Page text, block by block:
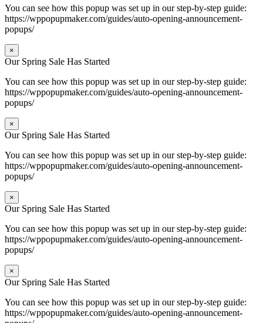
You can see how this popup was set up in our step-by-step guide:
https://wppopupmaker.com/guides/auto-opening-announcement-
popups/
×
Our Spring Sale Has Started
You can see how this popup was set up in our step-by-step guide:
https://wppopupmaker.com/guides/auto-opening-announcement-
popups/
×
Our Spring Sale Has Started
You can see how this popup was set up in our step-by-step guide:
https://wppopupmaker.com/guides/auto-opening-announcement-
popups/
×
Our Spring Sale Has Started
You can see how this popup was set up in our step-by-step guide:
https://wppopupmaker.com/guides/auto-opening-announcement-
popups/
×
Our Spring Sale Has Started
You can see how this popup was set up in our step-by-step guide:
https://wppopupmaker.com/guides/auto-opening-announcement-